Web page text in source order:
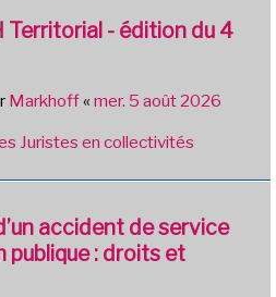
Territorial - édition du 4
Markhoff« mer. 5 août 2026
Juristes en collectivités
accident de service
publique : droits et